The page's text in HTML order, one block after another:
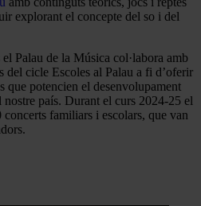
explorant el concepte del so i del
Palau de la Música col·labora amb
del cicle Escoles al Palau a fi d’oferir
que potencien el desenvolupament
país. Durant el curs 2024-25 el
familiars i escolars, que van